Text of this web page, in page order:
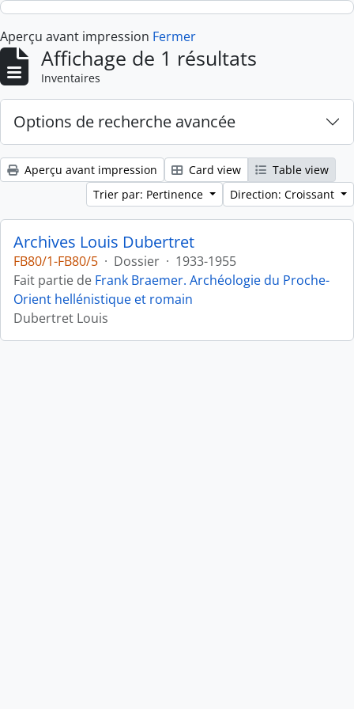
Skip to main content
Aperçu avant impression Fermer
Affichage de 1 résultats
Inventaires
Options de recherche avancée
Aperçu avant impression Card view
Table view
Trier par: Pertinence
Direction: Croissant
Archives Louis Dubertret
FB80/1-FB80/5 · Dossier · 1933-1955
Fait partie de Frank Braemer. Archéologie du Proche-
Orient hellénistique et romain
Dubertret Louis